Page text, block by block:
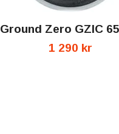
Ground Zero GZIC
1 290 kr